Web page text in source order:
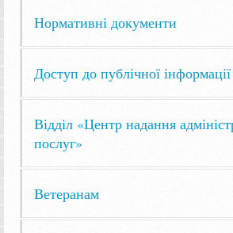
Нормативні документи
Доступ до публічної інформації
Відділ «Центр надання
послуг»
Ветеранам